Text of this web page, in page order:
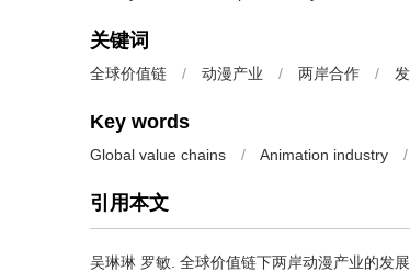
关键词
全球价值链 / 动漫产业 / 两岸合作 /
Key words
Global value chains / Animation industry /
引用本文
吴琳琳 罗敏. 全球价值链下两岸动漫产业的发